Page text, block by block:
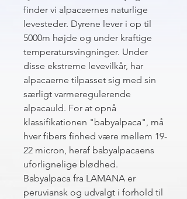
finder vi alpacaernes naturlige
levesteder. Dyrene lever i op til
5000m højde og under kraftige
temperatursvingninger. Under
disse ekstreme levevilkår, har
alpacaerne tilpasset sig med sin
særligt varmeregulerende
alpacauld. For at opnå
klassifikationen "babyalpaca", må
hver fibers finhed være mellem 19-
22 micron, heraf babyalpacaens
uforlignelige blødhed.
Babyalpaca fra LAMANA er
peruviansk og udvalgt i forhold til